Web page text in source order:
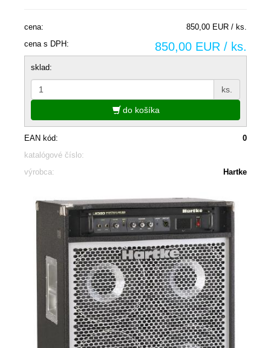
cena:
850,00 EUR / ks.
cena s DPH:
850,00 EUR / ks.
sklad:
ks.
do košíka
EAN kód:
0
katalógové číslo:
výrobca:
Hartke